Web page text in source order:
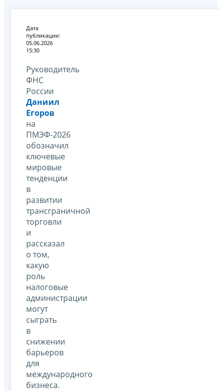
Дата
публикации:
05.06.2026
15:30
Руководитель
ФНС
России
Даниил
Егоров
на
ПМЭФ-2026
обозначил
ключевые
мировые
тенденции
в
развитии
трансграничной
торговли
и
рассказал
о том,
какую
роль
налоговые
администрации
могут
сыграть
в
снижении
барьеров
для
международного
бизнеса.